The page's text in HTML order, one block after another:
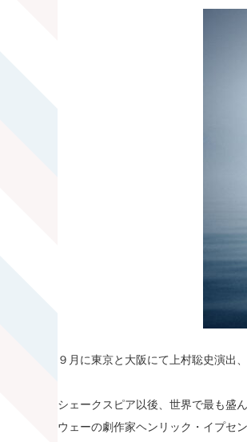
９月に東京と大阪にて上村聡史演出
シェークスピア以後、世界で最も盛
ウェーの劇作家ヘンリック・イプセ